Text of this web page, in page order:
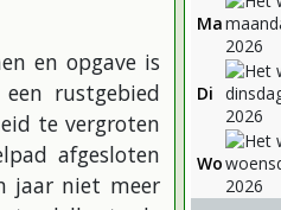
en opgave is
rustgebied
te vergroten
afgesloten
jaar niet meer
Ma
Di
Wo